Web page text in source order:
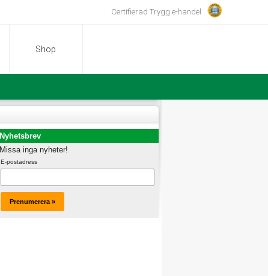
Certifierad Trygg e-handel
Shop
Nyhetsbrev
Missa inga nyheter!
E-postadress